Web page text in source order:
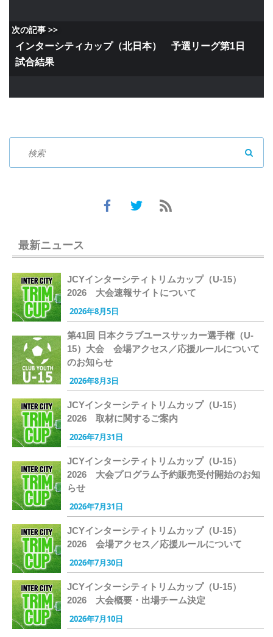
次の記事 >>
インターシティカップ（北日本） 予選リーグ第1日
試合結果
最新ニュース
JCYインターシティトリムカップ（U-15）
2026 大会速報サイトについて
2026年8月5日
第41回 日本クラブユースサッカー選手権（U-
15）大会 会場アクセス／応援ルールについて
のお知らせ
2026年8月3日
JCYインターシティトリムカップ（U-15）
2026 取材に関するご案内
2026年7月31日
JCYインターシティトリムカップ（U-15）
2026 大会プログラム予約販売受付開始のお知
らせ
2026年7月31日
JCYインターシティトリムカップ（U-15）
2026 会場アクセス／応援ルールについて
2026年7月30日
JCYインターシティトリムカップ（U-15）
2026 大会概要・出場チーム決定
2026年7月10日